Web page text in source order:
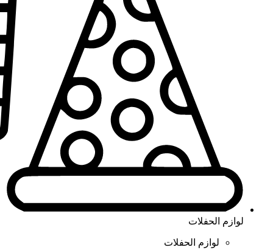
لوازم الحفلات
لوازم الحفلات